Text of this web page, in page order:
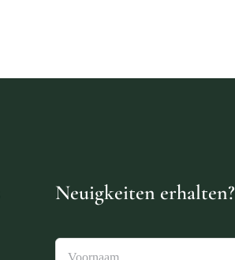
Neuigkeiten erhalten?